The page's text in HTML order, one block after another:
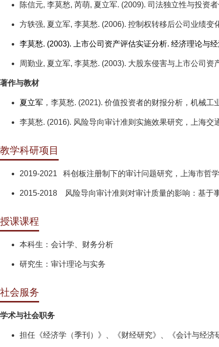
陈信元, 李莫愁, 芮萌, 夏立军. (2009). 司法独立性与投
方轶强, 夏立军, 李莫愁. (2006). 控制权转移后公司业绩
李莫愁. (2003). 上市公司资产评估实证分析. 经济理论与
周勤业, 夏立军, 李莫愁. (2003). 大股东侵害与上市公司资
著作与教材
夏立军 ，李莫愁. (2021). 价值投资者的财报分析，机械工
李莫愁. (2016). 风险导向审计准则实施效果研究，上海交
教学科研项目
2019-2021 科创板注册制下的审计问题研究，上海市哲
2015-2018 风险导向审计准则对审计质量的影响：基于
授课课程
本科生：会计学、财务分析
研究生：审计理论与实务
社会服务
学术与社会职务
担任《经济学（季刊）》、《财经研究》、《会计与经济